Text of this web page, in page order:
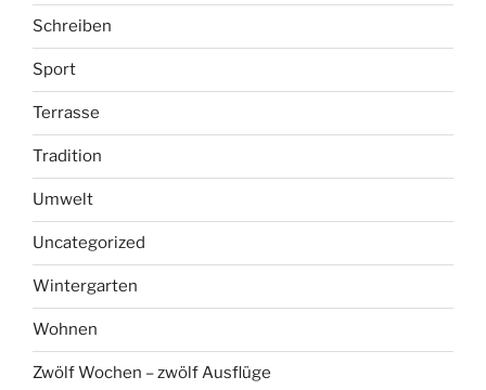
Schreiben
Sport
Terrasse
Tradition
Umwelt
Uncategorized
Wintergarten
Wohnen
Zwölf Wochen – zwölf Ausflüge